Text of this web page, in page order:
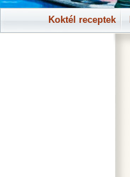
Koktél receptek